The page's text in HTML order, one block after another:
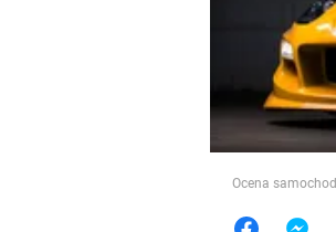
Jedzenie
Ocena